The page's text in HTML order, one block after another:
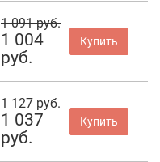
1 091 руб.
1 004
руб.
Купить
1 127 руб.
1 037
руб.
Купить